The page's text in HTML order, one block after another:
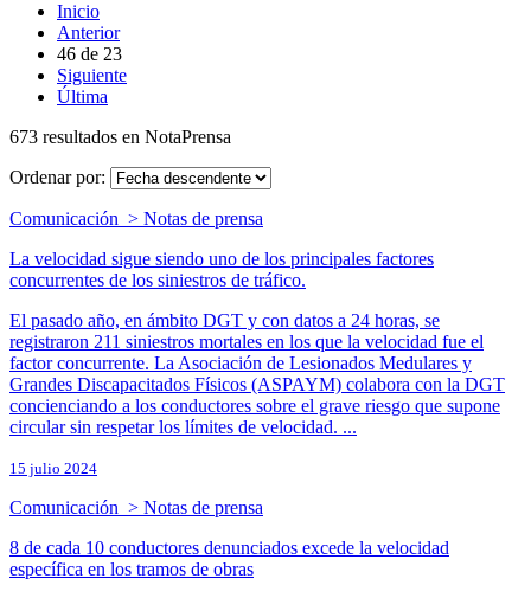
Inicio
Anterior
46 de 23
Siguiente
Última
673 resultados en NotaPrensa
Ordenar por:
Comunicación > Notas de prensa
La velocidad sigue siendo uno de los principales factores
concurrentes de los siniestros de tráfico.
El pasado año, en ámbito DGT y con datos a 24 horas, se
registraron 211 siniestros mortales en los que la velocidad fue el
factor concurrente. La Asociación de Lesionados Medulares y
Grandes Discapacitados Físicos (ASPAYM) colabora con la DGT
concienciando a los conductores sobre el grave riesgo que supone
circular sin respetar los límites de velocidad. ...
15 julio 2024
Comunicación > Notas de prensa
8 de cada 10 conductores denunciados excede la velocidad
específica en los tramos de obras​